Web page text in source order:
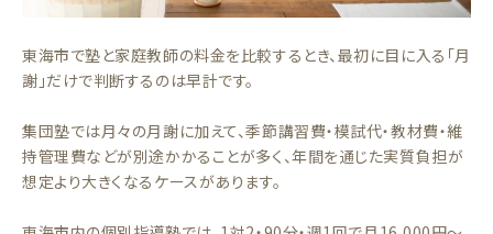
東海市で塾と家庭教師の料金を比較するとき、最初に目に入る「月
謝」だけで判断するのは早計です。
集団塾では月々の月謝に加えて、季節講習費・模試代・教材費・維
持管理費などが別途かかることが多く、年間を通じた実質負担が
想定より大きくなるケースがあります。